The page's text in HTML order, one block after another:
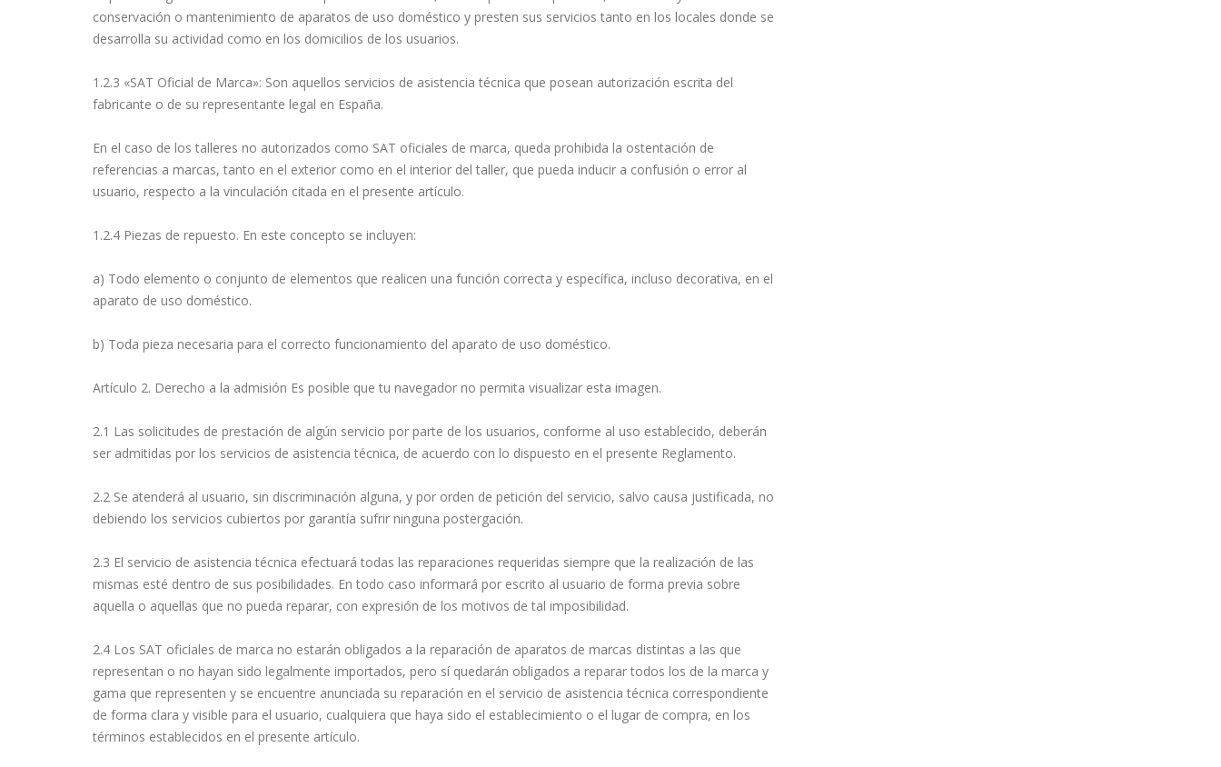
conservación o mantenimiento de aparatos de uso doméstico y presten sus servicios tanto en los locales donde se
desarrolla su actividad como en los domicilios de los usuarios.
1.2.3 «SAT Oficial de Marca»: Son aquellos servicios de asistencia técnica que posean autorización escrita del
fabricante o de su representante legal en España.
En el caso de los talleres no autorizados como SAT oficiales de marca, queda prohibida la ostentación de
referencias a marcas, tanto en el exterior como en el interior del taller, que pueda inducir a confusión o error al
usuario, respecto a la vinculación citada en el presente artículo.
1.2.4 Piezas de repuesto. En este concepto se incluyen:
a) Todo elemento o conjunto de elementos que realicen una función correcta y específica, incluso decorativa, en el
aparato de uso doméstico.
b) Toda pieza necesaria para el correcto funcionamiento del aparato de uso doméstico.
Artículo 2. Derecho a la admisión Es posible que tu navegador no permita visualizar esta imagen.
2.1 Las solicitudes de prestación de algún servicio por parte de los usuarios, conforme al uso establecido, deberán
ser admitidas por los servicios de asistencia técnica, de acuerdo con lo dispuesto en el presente Reglamento.
2.2 Se atenderá al usuario, sin discriminación alguna, y por orden de petición del servicio, salvo causa justificada, no
debiendo los servicios cubiertos por garantía sufrir ninguna postergación.
2.3 El servicio de asistencia técnica efectuará todas las reparaciones requeridas siempre que la realización de las
mismas esté dentro de sus posibilidades. En todo caso informará por escrito al usuario de forma previa sobre
aquella o aquellas que no pueda reparar, con expresión de los motivos de tal imposibilidad.
2.4 Los SAT oficiales de marca no estarán obligados a la reparación de aparatos de marcas distintas a las que
representan o no hayan sido legalmente importados, pero sí quedarán obligados a reparar todos los de la marca y
gama que representen y se encuentre anunciada su reparación en el servicio de asistencia técnica correspondiente
de forma clara y visible para el usuario, cualquiera que haya sido el establecimiento o el lugar de compra, en los
términos establecidos en el presente artículo.